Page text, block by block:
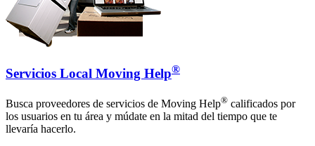
Servicios Local Moving Help®
Busca proveedores de servicios de Moving Help® calificados por
los usuarios en tu área y múdate en la mitad del tiempo que te
llevaría hacerlo.